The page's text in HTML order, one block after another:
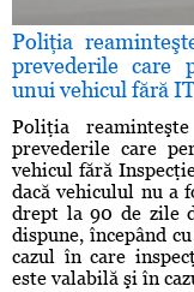
Poliţia
prevederile care
unui vehicul fără
Poliţia
prevederile care
vehicul fără
dacă vehiculul nu a
drept la 90 de zile
dispune, începând
cazul în care
este valabilă şi în